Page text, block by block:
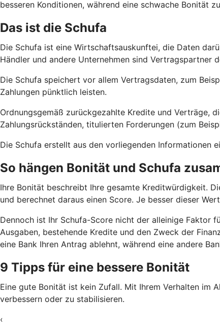
besseren Konditionen, während eine schwache Bonität
Das ist die Schufa
Die Schufa ist eine Wirtschaftsauskunftei, die Daten
Händler und andere Unternehmen sind Vertragspartner
Die Schufa speichert vor allem Vertragsdaten, zum
Zahlungen pünktlich leisten.
Ordnungsgemäß zurückgezahlte Kredite und Verträge,
Zahlungsrückständen, titulierten Forderungen (zum
Die Schufa erstellt aus den vorliegenden Informationen
So hängen Bonität und Schufa
Ihre Bonität beschreibt Ihre gesamte Kreditwürdigkeit.
und berechnet daraus einen Score. Je besser dieser
Dennoch ist Ihr Schufa-Score nicht der alleinige Faktor
Ausgaben, bestehende Kredite und den Zweck der
eine Bank Ihren Antrag ablehnt, während eine andere
9 Tipps für eine bessere Bonität
Eine gute Bonität ist kein Zufall. Mit Ihrem Verhalten im
verbessern oder zu stabilisieren.
‹